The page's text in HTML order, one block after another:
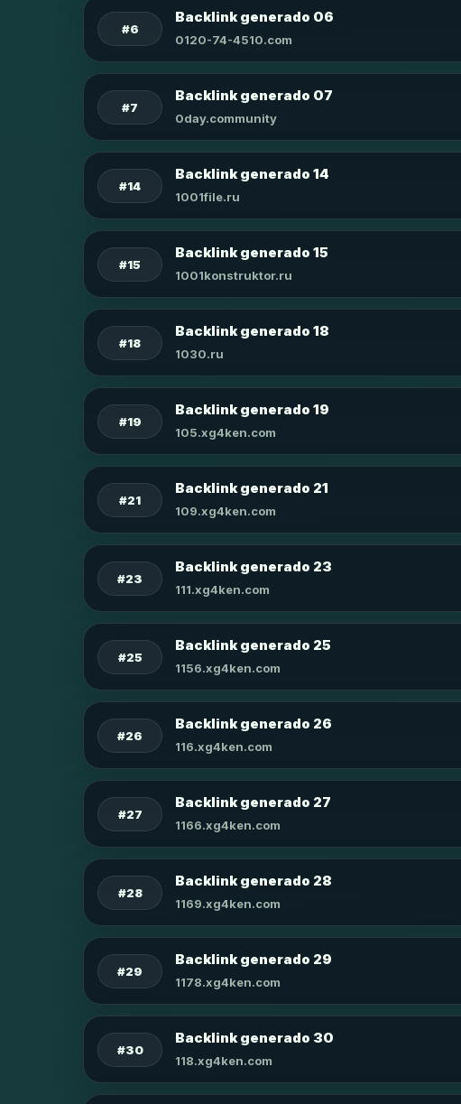
#6
Backlink generado 06
0120-74-4510.com
#7
Backlink generado 07
0day.community
#14
Backlink generado 14
1001file.ru
#15
Backlink generado 15
1001konstruktor.ru
#18
Backlink generado 18
1030.ru
#19
Backlink generado 19
105.xg4ken.com
#21
Backlink generado 21
109.xg4ken.com
#23
Backlink generado 23
111.xg4ken.com
#25
Backlink generado 25
1156.xg4ken.com
#26
Backlink generado 26
116.xg4ken.com
#27
Backlink generado 27
1166.xg4ken.com
#28
Backlink generado 28
1169.xg4ken.com
#29
Backlink generado 29
1178.xg4ken.com
#30
Backlink generado 30
118.xg4ken.com